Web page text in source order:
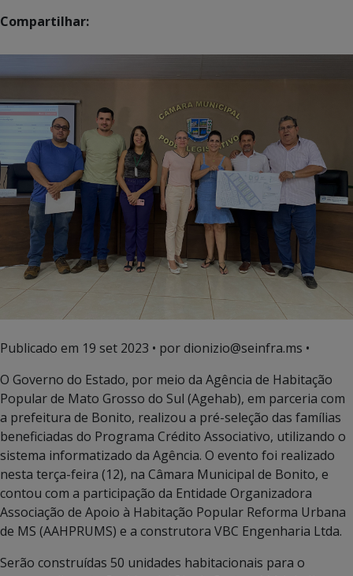
Compartilhar:
Publicado em 19 set 2023 • por dionizio@seinfra.ms •
O Governo do Estado, por meio da Agência de Habitação
Popular de Mato Grosso do Sul (Agehab), em parceria com
a prefeitura de Bonito, realizou a pré-seleção das famílias
beneficiadas do Programa Crédito Associativo, utilizando o
sistema informatizado da Agência. O evento foi realizado
nesta terça-feira (12), na Câmara Municipal de Bonito, e
contou com a participação da Entidade Organizadora
Associação de Apoio à Habitação Popular Reforma Urbana
de MS (AAHPRUMS) e a construtora VBC Engenharia Ltda.
Serão construídas 50 unidades habitacionais para o